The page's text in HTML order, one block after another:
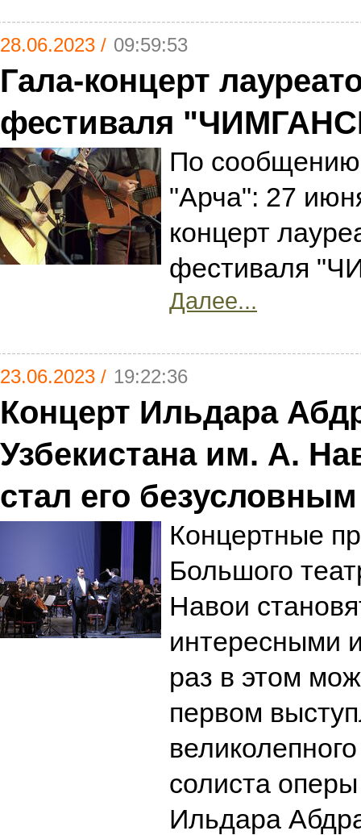
28.06.2023 / 09:59:53
Гала-концерт
фестиваля
По сообщению
"Арча": 27
концерт
фестиваля
Далее...
23.06.2023 / 19:22:36
Концерт Ильдара
Узбекистана им. А.
стал его
Концертные
Большого
Навои
интересными
раз в этом
первом
солиста
Ильдара